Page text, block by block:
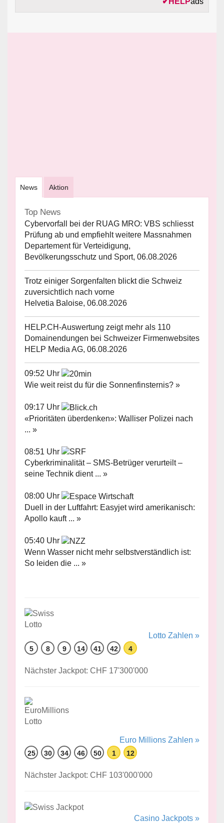
News Aktion
Top News
Cybervorfall bei der RUAG MRO: VBS schliesst
Prüfung ab und empfiehlt weitere Massnahmen
Departement für Verteidigung,
Bevölkerungsschutz und Sport, 06.08.2026
Trotz einiger Sorgenfalten blickt die Schweiz
zuversichtlich nach vorne
Helvetia Baloise, 06.08.2026
HELP.CH-Auswertung zeigt mehr als 110
Domainendungen bei Schweizer Firmenwebsites
HELP Media AG, 06.08.2026
09:52 Uhr
Wie weit reist du für die Sonnenfinsternis? »
09:17 Uhr
«Prioritäten überdenken»: Walliser Polizei nach
... »
08:51 Uhr
Cyberkriminalität – SMS-Betrüger verurteilt –
seine Technik dient ... »
08:00 Uhr
Duell in der Luftfahrt: Easyjet wird amerikanisch:
Apollo kauft ... »
05:40 Uhr
Wenn Wasser nicht mehr selbstverständlich ist:
So leiden die ... »
Lotto Zahlen »
5 8 9 14 41 42 4
Nächster Jackpot: CHF 17'300'000
Euro Millions Zahlen »
25 30 34 46 50 1 12
Nächster Jackpot: CHF 103'000'000
Casino Jackpots »